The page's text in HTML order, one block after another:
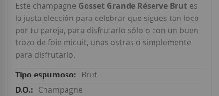
Este champagne Gosset Grande Réserve Brut es
la justa elección para celebrar que sigues tan loco
por tu pareja, para disfrutarlo sólo o con un buen
trozo de foie micuit, unas ostras o simplemente
para disfrutarlo.
Brut
Champagne